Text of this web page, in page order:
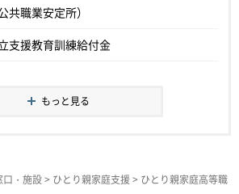
共職業安定所）
支援教育訓練給付金
もっと見る
口・施設> ひとり親家庭支援> ひとり親家庭高等職